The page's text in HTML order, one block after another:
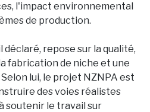
l'impact environnemental
de production.
déclaré, repose sur la qualité,
fabrication de niche et une
lui, le projet NZNPA est
des voies réalistes
soutenir le travail sur